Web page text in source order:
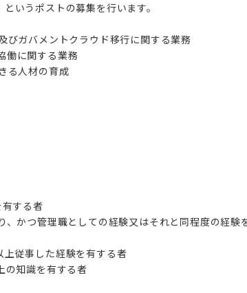
いうポストの募集を行います。
ガバメントクラウド移行に関する業務
働に関する業務
る人材の育成
する者
、かつ管理職としての経験又はそれと同程度の経験
上従事した経験を有する者
の知識を有する者